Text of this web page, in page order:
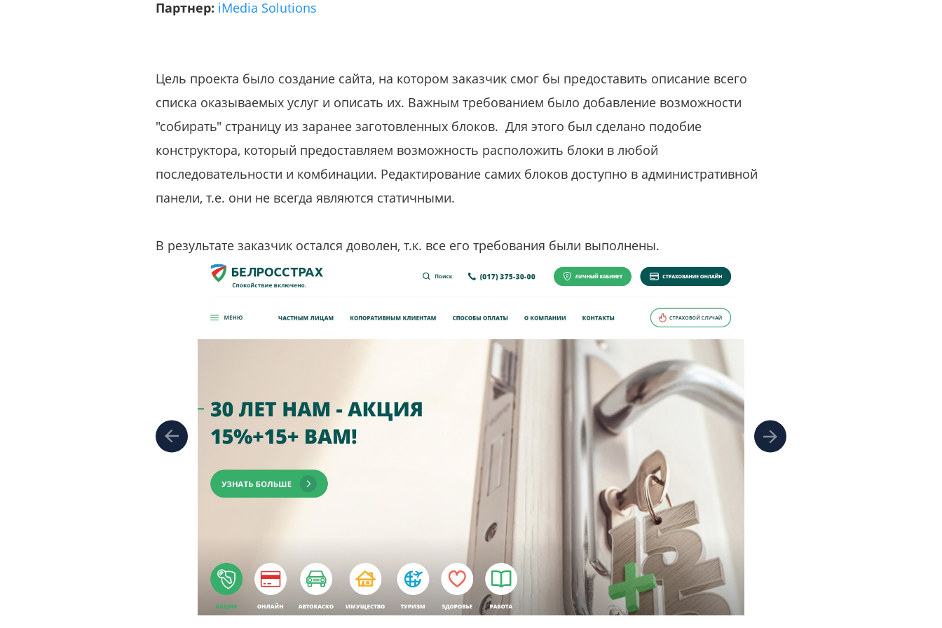
Партнер: iMedia Solutions
Цель проекта было создание сайта, на котором заказчик смог бы предоставить описание всего
списка оказываемых услуг и описать их. Важным требованием было добавление возможности
"собирать" страницу из заранее заготовленных блоков. Для этого был сделано подобие
конструктора, который предоставляем возможность расположить блоки в любой
последовательности и комбинации. Редактирование самих блоков доступно в административной
панели, т.е. они не всегда являются статичными.
В результате заказчик остался доволен, т.к. все его требования были выполнены.